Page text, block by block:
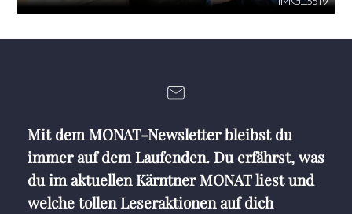
Mit dem MONAT-Newsletter bleibst du
immer auf dem Laufenden. Du erfährst, was
du im aktuellen Kärntner MONAT liest und
welche tollen Leseraktionen auf dich